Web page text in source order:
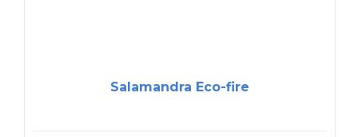
Salamandra Eco-fire